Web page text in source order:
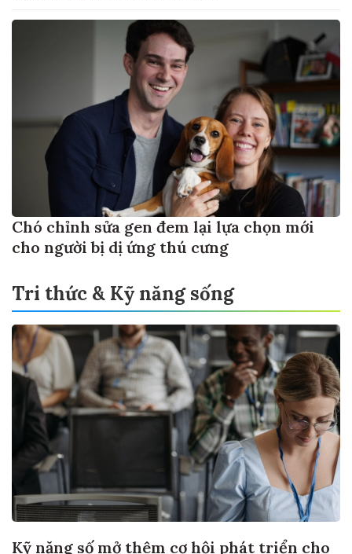
Chó chỉnh sửa gen đem lại lựa chọn mới
cho người bị dị ứng thú cưng
Tri thức & Kỹ năng sống
Kỹ năng số mở thêm cơ hội phát triển cho